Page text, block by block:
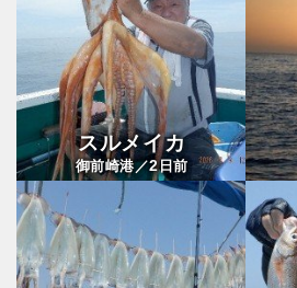
スルメイカ
御前崎港／2日前